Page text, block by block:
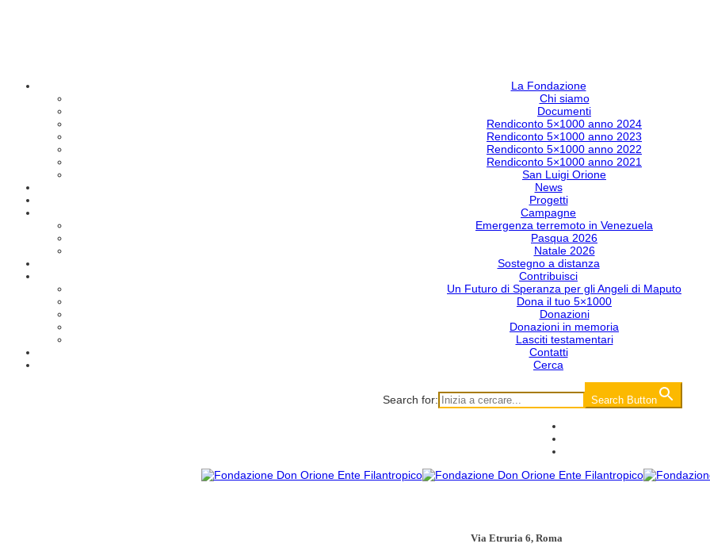
La Fondazione
Chi siamo
Documenti
Rendiconto 5×1000 anno 2024
Rendiconto 5×1000 anno 2023
Rendiconto 5×1000 anno 2022
Rendiconto 5×1000 anno 2021
San Luigi Orione
News
Progetti
Campagne
Emergenza terremoto in Venezuela
Pasqua 2026
Natale 2026
Sostegno a distanza
Contribuisci
Un Futuro di Speranza per gli Angeli di Maputo
Dona il tuo 5×1000
Donazioni
Donazioni in memoria
Lasciti testamentari
Contatti
Cerca
Search for: Search Button
Via Etruria 6, Roma